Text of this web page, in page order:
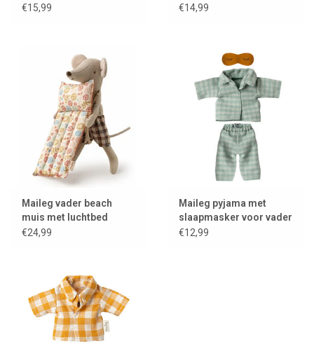
gestreepte broek
€15,99
en jeans
€14,99
Maileg vader beach
muis met luchtbed
€24,99
Maileg pyjama met
slaapmasker voor vader
muis
€12,99